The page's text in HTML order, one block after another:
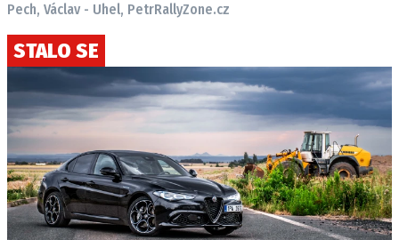
Pech, Václav - Uhel, PetrRallyZone.cz
STALO SE